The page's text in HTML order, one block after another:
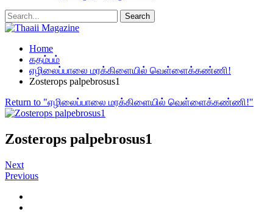
Home
கதம்பம்
ஏழிலைப்பாலை மரக்கிளையில் வெள்ளைக்கண்ணி!
Zosterops palpebrosus1
Return to "ஏழிலைப்பாலை மரக்கிளையில் வெள்ளைக்கண்ணி!"
Zosterops palpebrosus1
Next
Previous